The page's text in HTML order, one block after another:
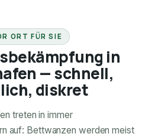
ORT FÜR SIE
in
— schnell,
diskret
treten in immer
auf: Bettwanzen werden meist